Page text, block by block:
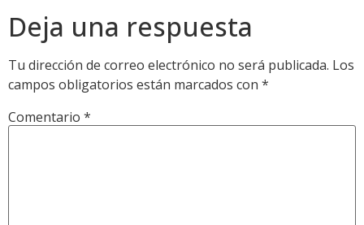
Deja una respuesta
Tu dirección de correo electrónico no será publicada. Los
campos obligatorios están marcados con *
Comentario *